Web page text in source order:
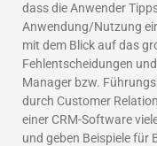
dass die Anwender
Anwendung/Nutzung
mit dem Blick auf das
Fehlentscheidungen
Manager bzw.
durch Customer
einer CRM-Software
und geben Beispiele für